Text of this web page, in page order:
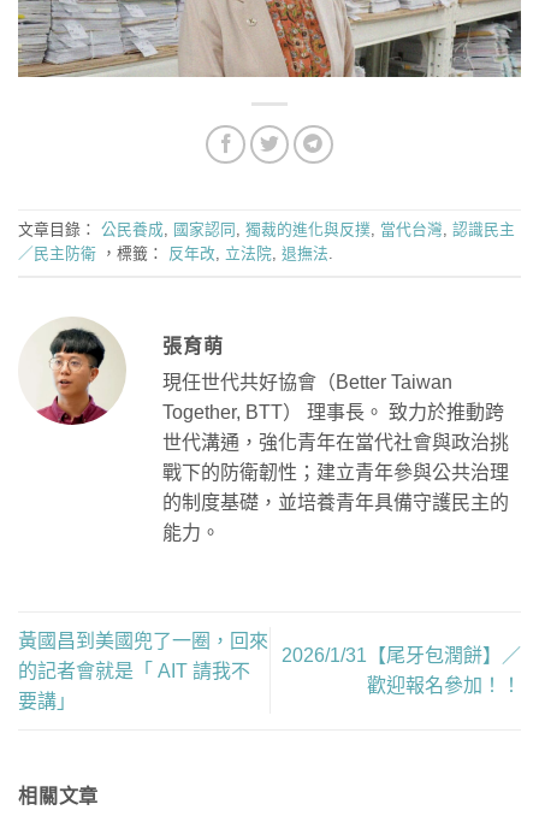
文章目錄： 公民養成, 國家認同 , 獨裁的進化與反撲, 當代台灣, 認識民主
／民主防衛 ，標籤： 反年改, 立法院, 退撫法.
張育萌
現任世代共好協會（Better Taiwan
Together, BTT） 理事長。 致力於推動跨
世代溝通，強化青年在當代社會與政治挑
戰下的防衛韌性；建立青年參與公共治理
的制度基礎，並培養青年具備守護民主的
能力。
黃國昌到美國兜了一圈，回來
的記者會就是「 AIT 請我不
要講」
2026/1/31【尾牙包潤餅】／
歡迎報名參加！！
相關文章